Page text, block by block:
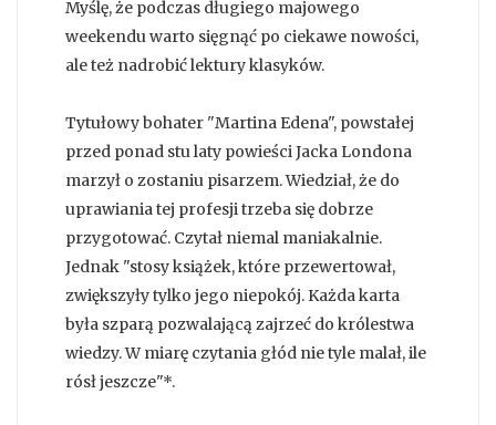
Myślę, że podczas długiego majowego
weekendu warto sięgnąć po ciekawe nowości,
ale też nadrobić lektury klasyków.
Tytułowy bohater "Martina Edena", powstałej
przed ponad stu laty powieści Jacka Londona
marzył o zostaniu pisarzem. Wiedział, że do
uprawiania tej profesji trzeba się dobrze
przygotować. Czytał niemal maniakalnie.
Jednak "stosy książek, które przewertował,
zwiększyły tylko jego niepokój. Każda karta
była szparą pozwalającą zajrzeć do królestwa
wiedzy. W miarę czytania głód nie tyle malał, ile
rósł jeszcze"*.